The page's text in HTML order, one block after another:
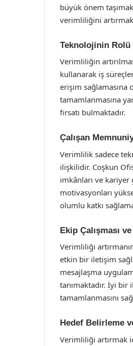
büyük önem
verimliliğini
Teknolojinin Rolü
Verimliliğin
kullanarak iş
erişim sağlamasına
tamamlanmasına
fırsatı bulmaktadır.
Çalışan
Verimlilik sadece
ilişkilidir. Coşkun
imkânları ve kariyer
motivasyonları
olumlu katkı
Ekip Çalışması
Verimliliği
etkin bir iletişim
mesajlaşma
tanımaktadır. İyi bir
tamamlanmasını
Hedef Belirleme
Verimliliği artırmak